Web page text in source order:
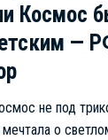
Космос
—
не под
мечтала о